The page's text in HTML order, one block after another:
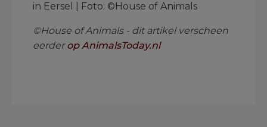
in Eersel | Foto: ©House of Animals
©House of Animals - dit artikel verscheen
eerderop AnimalsToday.nl